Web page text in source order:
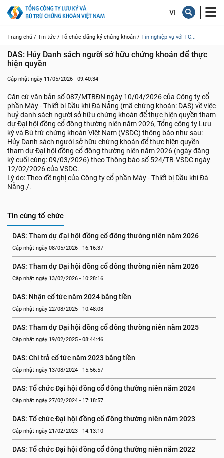
Trang chủ / Tin tức / Tổ chức đăng ký chứng khoán / Tin nghiệp vụ với TC...
DAS: Hủy Danh sách người sở hữu chứng khoán để thực
hiện quyền
Cập nhật ngày 11/05/2026 - 09:40:34
Căn cứ văn bản số 087/MTBĐN ngày 10/04/2026 của Công ty cổ
phần Máy - Thiết bị Dầu khí Đà Nẵng (mã chứng khoán: DAS) về việc
huỷ danh sách người sở hữu chứng khoán để thực hiện quyền tham
dự Đại hội đồng cổ đông thường niên năm 2026, Tổng công ty Lưu
ký và Bù trừ chứng khoán Việt Nam (VSDC) thông báo như sau:
Hủy Danh sách người sở hữu chứng khoán để thực hiện quyền
tham dự Đại hội đồng cổ đông thường niên năm 2026 (ngày đăng
ký cuối cùng: 09/03/2026) theo Thông báo số 524/TB-VSDC ngày
12/02/2026 của VSDC.
Lý do: Theo đề nghị của Công ty cổ phần Máy - Thiết bị Dầu khí Đà
Nẵng./.
Tin cùng tổ chức
DAS: Tham dự đại hội đồng cổ đông thường niên năm 2026
Cập nhật ngày 08/05/2026 - 16:16:37
DAS: Tham dự Đại hội đồng cổ đông thường niên năm 2026
Cập nhật ngày 13/02/2026 - 10:28:16
DAS: Nhận cổ tức năm 2024 bằng tiền
Cập nhật ngày 22/08/2025 - 10:48:08
DAS: Tham dự Đại hội đồng cổ đông thường niên năm 2025
Cập nhật ngày 19/02/2025 - 08:44:46
DAS: Chi trả cổ tức năm 2023 bằng tiền
Cập nhật ngày 13/08/2024 - 15:56:57
DAS: Tổ chức Đại hội đồng cổ đông thường niên năm 2024
Cập nhật ngày 27/02/2024 - 17:18:57
DAS: Tổ chức Đại hội đồng cổ đông thường niên năm 2023
Cập nhật ngày 21/02/2023 - 14:13:10
DAS: Tổ chức Đại hội đồng cổ đông thường niên năm 2022